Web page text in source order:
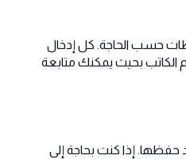
حسب الحاجة. كل إدخال
الكاتب بحيث يمكنك متابعة
حفظها. إذا كنت بحاجة إلى